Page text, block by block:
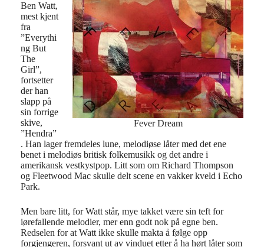
Fever Dream
Ben Watt,
mest kjent
fra
”Everythi
ng But
The
Girl”,
fortsetter
der han
slapp på
sin forrige
skive,
”Hendra”
. Han lager fremdeles lune, melodiøse låter med det ene
benet i melodiøs britisk folkemusikk og det andre i
amerikansk vestkystpop. Litt som om Richard Thompson
og Fleetwood Mac skulle delt scene en vakker kveld i Echo
Park.
Men bare litt, for Watt står, mye takket være sin teft for
iørefallende melodier, mer enn godt nok på egne ben.
Redselen for at Watt ikke skulle makta å følge opp
forgjengeren, forsvant ut av vinduet etter å ha hørt låter som